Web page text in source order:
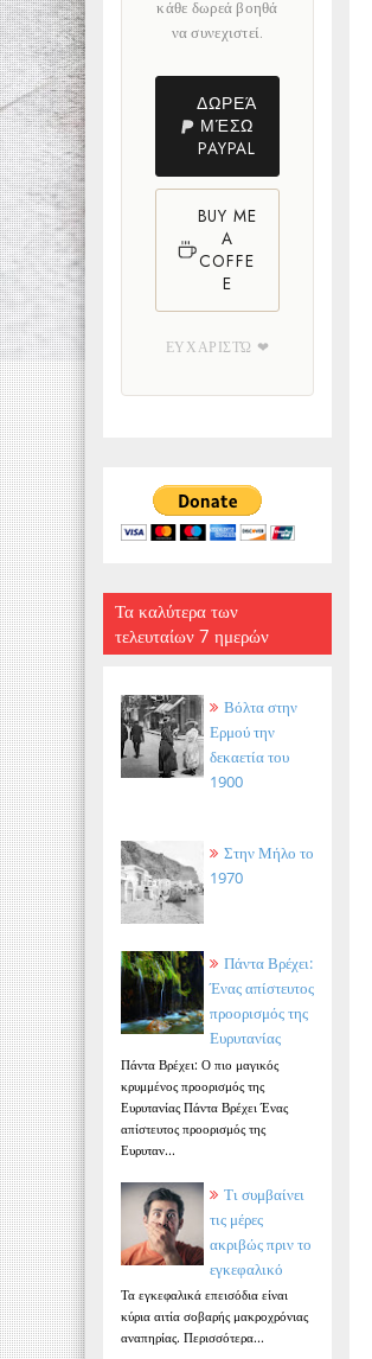
κάθε δωρεά βοηθά
να συνεχιστεί.
ΔΩΡΕΆ
ΜΈΣΩ
PAYPAL
BUY ME
A
COFFE
E
ΕΥΧΑΡΙΣΤΏ ❤
Τα καλύτερα των
τελευταίων 7 ημερών
Βόλτα στην
Ερμού την
δεκαετία του
1900
Στην Μήλο το
1970
Πάντα Βρέχει:
Ένας απίστευτος
προορισμός της
Ευρυτανίας
Πάντα Βρέχει: Ο πιο μαγικός
κρυμμένος προορισμός της
Ευρυτανίας Πάντα Βρέχει Ένας
απίστευτος προορισμός της
Ευρυταν...
Τι συμβαίνει
τις μέρες
ακριβώς πριν το
εγκεφαλικό
Τα εγκεφαλικά επεισόδια είναι
κύρια αιτία σοβαρής μακροχρόνιας
αναπηρίας. Περισσότερα...